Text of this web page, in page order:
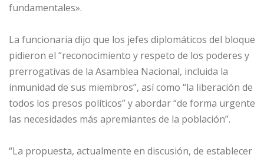
fundamentales».
La funcionaria dijo que los jefes diplomáticos del bloque
pidieron el “reconocimiento y respeto de los poderes y
prerrogativas de la Asamblea Nacional, incluida la
inmunidad de sus miembros”, así como “la liberación de
todos los presos políticos” y abordar “de forma urgente
las necesidades más apremiantes de la población”.
“La propuesta, actualmente en discusión, de establecer